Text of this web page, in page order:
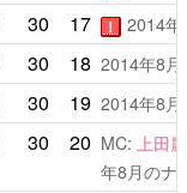
30 17 ！ 2014
30 18 2014年8
30 19 2014年8
30 20 MC: 上田
年8月のナ